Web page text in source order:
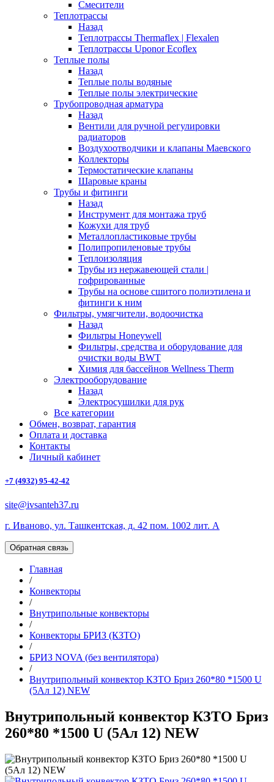
Смесители
Теплотрассы
Назад
Теплотрассы Thermaflex | Flexalen
Теплотрассы Uponor Ecoflex
Теплые полы
Назад
Теплые полы водяные
Теплые полы электрические
Трубопроводная арматура
Назад
Вентили для ручной регулировки
радиаторов
Воздухоотводчики и клапаны Маевского
Коллекторы
Термостатические клапаны
Шаровые краны
Трубы и фитинги
Назад
Инструмент для монтажа труб
Кожухи для труб
Металлопластиковые трубы
Полипропиленовые трубы
Теплоизоляция
Трубы из нержавеющей стали |
гофрированные
Трубы на основе сшитого полиэтилена и
фитинги к ним
Фильтры, умягчители, водоочистка
Назад
Фильтры Honeywell
Фильтры, средства и оборудование для
очистки воды BWT
Химия для бассейнов Wellness Therm
Электрооборудование
Назад
Электросушилки для рук
Все категории
Обмен, возврат, гарантия
Оплата и доставка
Контакты
Личный кабинет
+7 (4932) 95-42-42
site@ivsanteh37.ru
г. Иваново, ул. Ташкентская, д. 42 пом. 1002 лит. А
Обратная связь
Главная
/
Конвекторы
/
Внутрипольные конвекторы
/
Конвекторы БРИЗ (КЗТО)
/
БРИЗ NOVA (без вентилятора)
/
Внутрипольный конвектор КЗТО Бриз 260*80 *1500 U
(5Ал 12) NEW
Внутрипольный конвектор КЗТО Бриз
260*80 *1500 U (5Ал 12) NEW